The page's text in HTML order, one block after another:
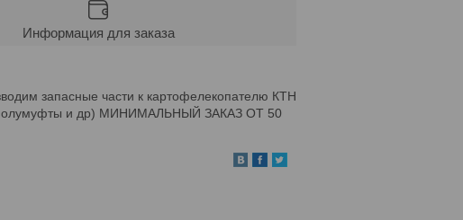
Информация для заказа
запасные части к картофелекопателю КТН
полумуфты и др) МИНИМАЛЬНЫЙ ЗАКАЗ ОТ 50